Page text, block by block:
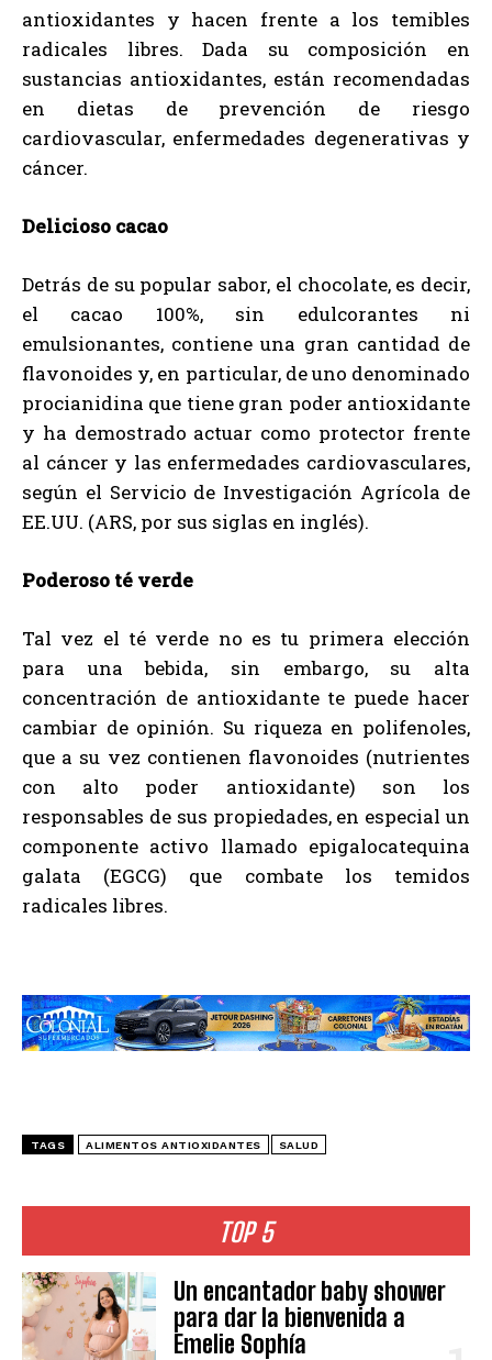
TOP 5
Un encantador baby shower
para dar la bienvenida a
Emelie Sophía
antioxidantes y hacen frente a los temibles
radicales libres. Dada su composición en
sustancias antioxidantes, están recomendadas
en dietas de prevención de riesgo
cardiovascular, enfermedades degenerativas y
cáncer.
Delicioso cacao
Detrás de su popular sabor, el chocolate, es decir,
el cacao 100%, sin edulcorantes ni
emulsionantes, contiene una gran cantidad de
flavonoides y, en particular, de uno denominado
procianidina que tiene gran poder antioxidante
y ha demostrado actuar como protector frente
al cáncer y las enfermedades cardiovasculares,
según el Servicio de Investigación Agrícola de
EE.UU. (ARS, por sus siglas en inglés).
Poderoso té verde
Tal vez el té verde no es tu primera elección
para una bebida, sin embargo, su alta
concentración de antioxidante te puede hacer
cambiar de opinión. Su riqueza en polifenoles,
que a su vez contienen flavonoides (nutrientes
con alto poder antioxidante) son los
responsables de sus propiedades, en especial un
componente activo llamado epigalocatequina
galata (EGCG) que combate los temidos
radicales libres.
TAGS ALIMENTOS ANTIOXIDANTES SALUD